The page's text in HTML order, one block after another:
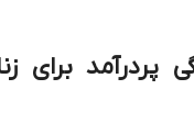
پردرآمد برای